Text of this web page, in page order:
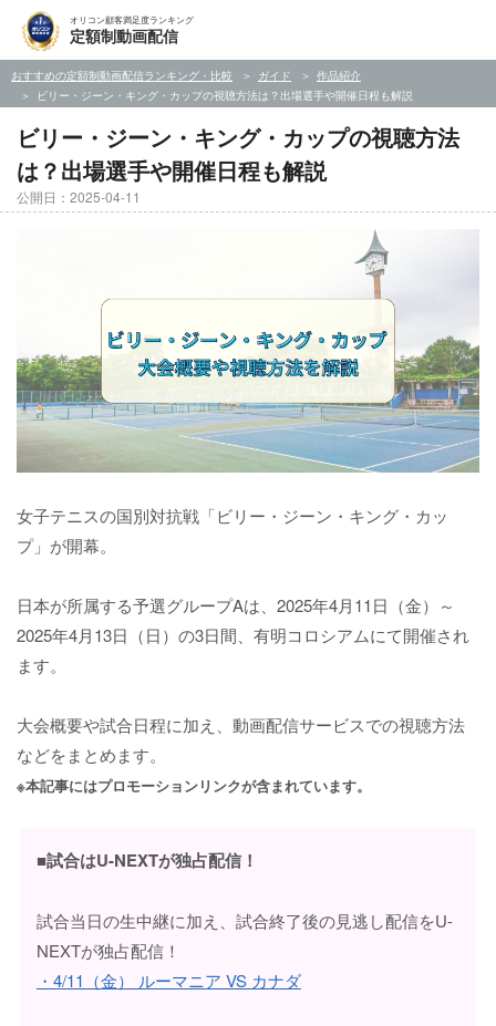
オリコン顧客満足度ランキング
定額制動画配信
おすすめの定額制動画配信ランキング・比較 ガイド
作品紹介
ビリー・ジーン・キング・カップの視聴方法は？出場選手や開催日程も解説
ビリー・ジーン・キング・カップの視聴方法
は？出場選手や開催日程も解説
公開日：2025-04-11
女子テニスの国別対抗戦「ビリー・ジーン・キング・カッ
プ」が開幕。
日本が所属する予選グループAは、2025年4月11日（金）～
2025年4月13日（日）の3日間、有明コロシアムにて開催され
ます。
大会概要や試合日程に加え、動画配信サービスでの視聴方法
などをまとめます。
※本記事にはプロモーションリンクが含まれています。
■試合はU-NEXTが独占配信！
試合当日の生中継に加え、試合終了後の見逃し配信をU-
NEXTが独占配信！
・4/11（金） ルーマニア VS カナダ